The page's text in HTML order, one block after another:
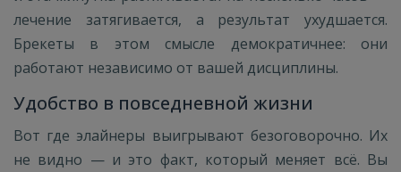
лечение затягивается, а результат ухудшается.
Брекеты в этом смысле демократичнее: они
работают независимо от вашей дисциплины.
Удобство в повседневной жизни
Вот где элайнеры выигрывают безоговорочно. Их
не видно — и это факт, который меняет всё. Вы